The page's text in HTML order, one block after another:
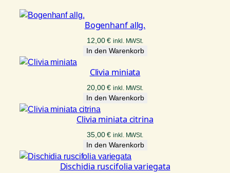
Bogenhanf allg.
12,00€ inkl. MWSt.
In den Warenkorb
Clivia miniata
20,00€ inkl. MWSt.
In den Warenkorb
Clivia miniata citrina
35,00€ inkl. MWSt.
In den Warenkorb
Dischidia ruscifolia variegata